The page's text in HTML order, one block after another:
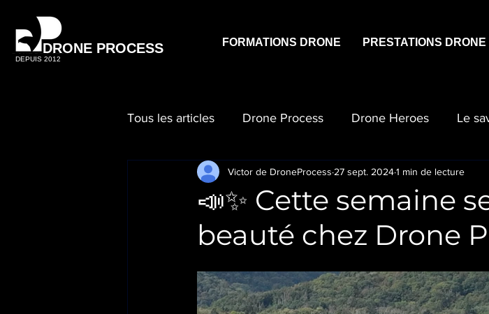
DRONE PROCESS
DEPUIS 2012
FORMATIONS DRONE PRESTATIONS DRONE
Tous les articles Drone Process Drone Heroes Le
📣✨ Cette semaine
beauté chez Drone
Victor de DroneProcess 27 sept. 20241 min de lecture